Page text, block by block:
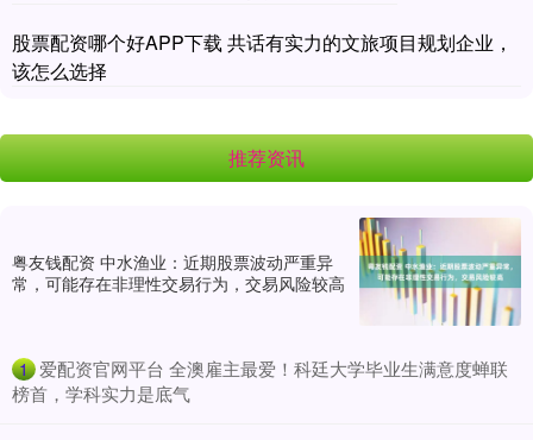
股票配资哪个好APP下载 共话有实力的文旅项目规划企业，
该怎么选择
推荐资讯
粤友钱配资 中水渔业：近期股票波动严重异
常，可能存在非理性交易行为，交易风险较高
1 ​爱配资官网平台 全澳雇主最爱！科廷大学毕业生满意度蝉联
榜首，学科实力是底气